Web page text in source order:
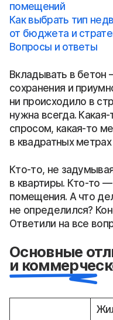
помещений
Как выбрать тип
от бюджета и
Вопросы и ответы
Вкладывать в
сохранения и
ни происходило в
нужна всегда.
спросом, какая-то
в квадратных
Кто-то, не
в квартиры. Кто-то
помещения. А что
не определился?
Ответили на все
Основные
и